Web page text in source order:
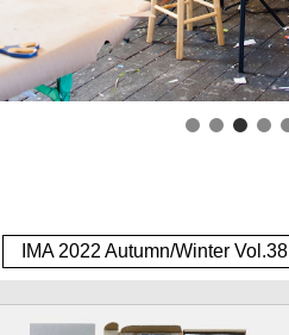
IMA 2022 Autumn/Winter Vol.38